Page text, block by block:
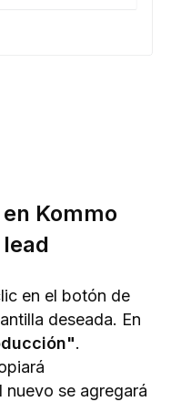
Kommo
en el botón de
deseada. En
.
nuevo se agregará